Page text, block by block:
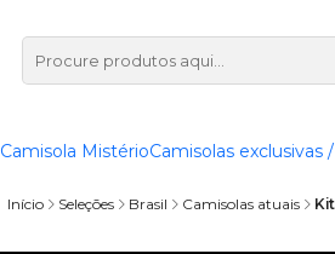
Camisola MistérioCamisolas exclusivas
Início Seleções Brasil Camisolas atuais